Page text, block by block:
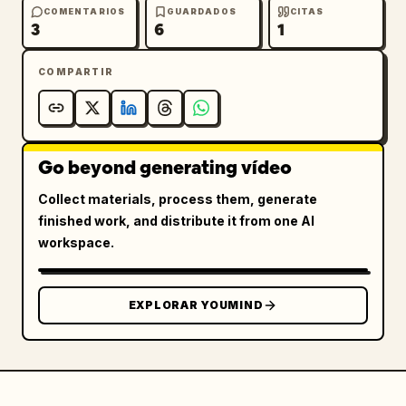
espaldas. La música se corta
instantáneamente.
COMENTARIOS
3
GUARDADOS
6
CITAS
1
COMPARTIR
Go beyond generating vídeo
Collect materials, process them, generate
finished work, and distribute it from one AI
workspace.
EXPLORAR YOUMIND